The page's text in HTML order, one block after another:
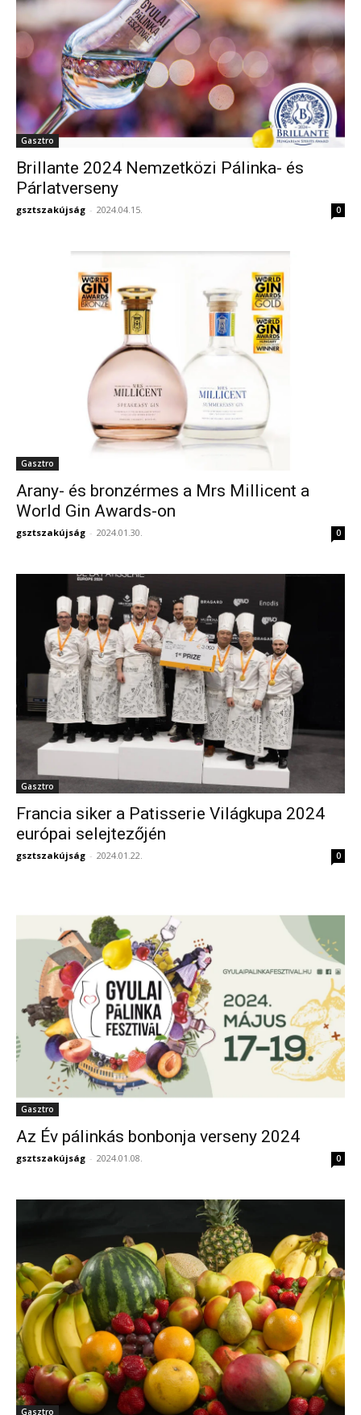
Gasztro
Brillante 2024 Nemzetközi Pálinka- és
Párlatverseny
gsztszakújság - 2024.04.15. 0
Gasztro
Arany- és bronzérmes a Mrs Millicent a
World Gin Awards-on
gsztszakújság - 2024.01.30. 0
Gasztro
Francia siker a Patisserie Világkupa 2024
európai selejtezőjén
gsztszakújság - 2024.01.22. 0
Gasztro
Az Év pálinkás bonbonja verseny 2024
gsztszakújság - 2024.01.08. 0
Gasztro